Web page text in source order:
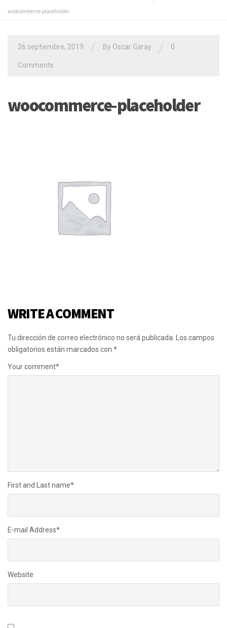
woocommerce-placeholder
26 septiembre, 2019 By Oscar Garay 0
Comments
woocommerce-placeholder
WRITE A COMMENT
Tu dirección de correo electrónico no será publicada.
Los campos
obligatorios están marcados con *
Your comment*
First and Last name*
E-mail Address*
Website